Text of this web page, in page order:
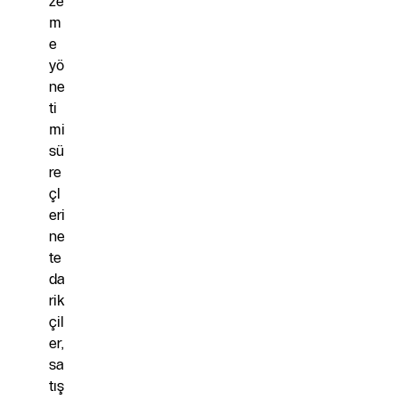
m
e
yö
ne
ti
mi
sü
re
çl
eri
ne
te
da
rik
çil
er,
sa
tış